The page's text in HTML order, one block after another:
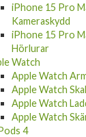
iPhone 15 Pro
Kameraskydd
iPhone 15 Pro
Hörlurar
Watch
Apple Watch
Apple Watch Skal
Apple Watch
Apple Watch
4